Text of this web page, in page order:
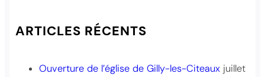
ARTICLES RÉCENTS
Ouverture de l’église de Gilly-les-Citeaux juillet